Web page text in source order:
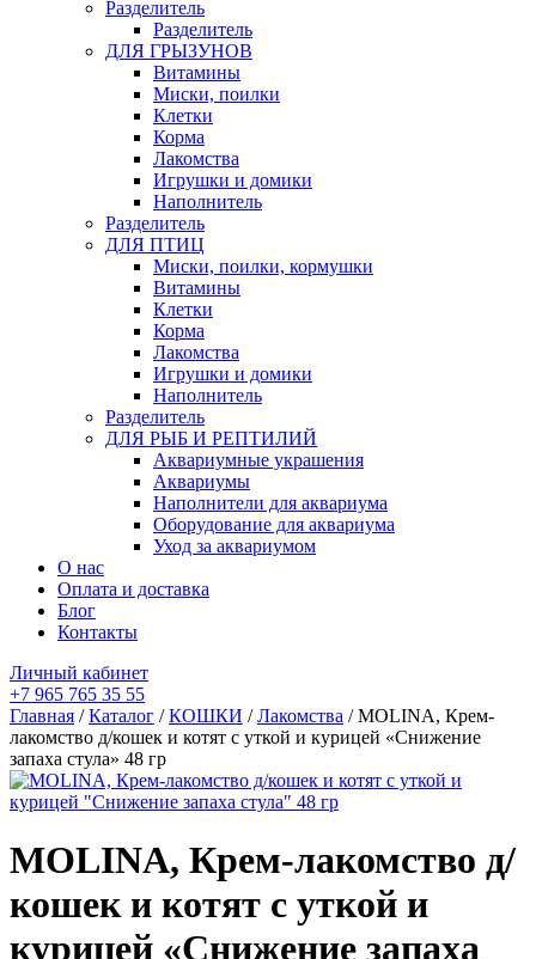
Pазделитель
Разделитель
ДЛЯ ГРЫЗУНОВ
Витамины
Миски, поилки
Клетки
Корма
Лакомства
Игрушки и домики
Наполнитель
Разделитель
ДЛЯ ПТИЦ
Миски, поилки, кормушки
Витамины
Клетки
Корма
Лакомства
Игрушки и домики
Наполнитель
Разделитель
ДЛЯ РЫБ И РЕПТИЛИЙ
Аквариумные украшения
Аквариумы
Наполнители для аквариума
Оборудование для аквариума
Уход за аквариумом
О нас
Оплата и доставка
Блог
Контакты
Личный кабинет
+7 965 765 35 55
Главная /Каталог /КОШКИ /Лакомства / MOLINA, Крем-
лакомство д/кошек и котят с уткой и курицей «Снижение
запаха стула» 48 гр
MOLINA, Крем-лакомство д/
кошек и котят с уткой и
курицей «Снижение запаха